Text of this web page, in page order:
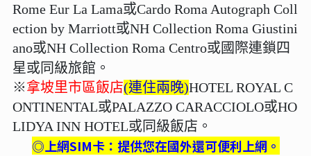
Rome Eur La Lama或Cardo Roma Autograph Coll
ection by Marriott或NH Collection Roma Giustini
ano或NH Collection Roma Centro或國際連鎖四
星或同級旅館 。
※拿坡里市區飯店(連住兩晚)HOTEL ROYAL C
ONTINENTAL或PALAZZO CARACCIOLO或HO
LIDYA INN HOTEL或同級飯店。
◎上網SIM卡：提供您在國外還可便利上網。